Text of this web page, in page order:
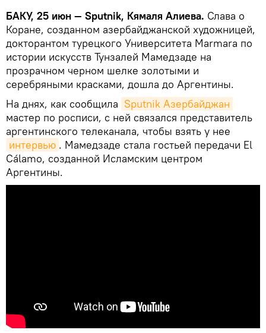
БАКУ, 25 июн — Sputnik, Кямаля Алиева. Слава о
Коране, созданном азербайджанской художницей,
докторантом турецкого Университета Marmara по
истории искусств Тунзалей Мамедзаде на
прозрачном черном шелке золотыми и
серебряными красками, дошла до Аргентины.
На днях, как сообщила Sputnik Азербайджан
мастер по росписи, с ней связался представитель
аргентинского телеканала, чтобы взять у нее
интервью . Мамедзаде стала гостьей передачи El
Cálamo, созданной Исламским центром
Аргентины.